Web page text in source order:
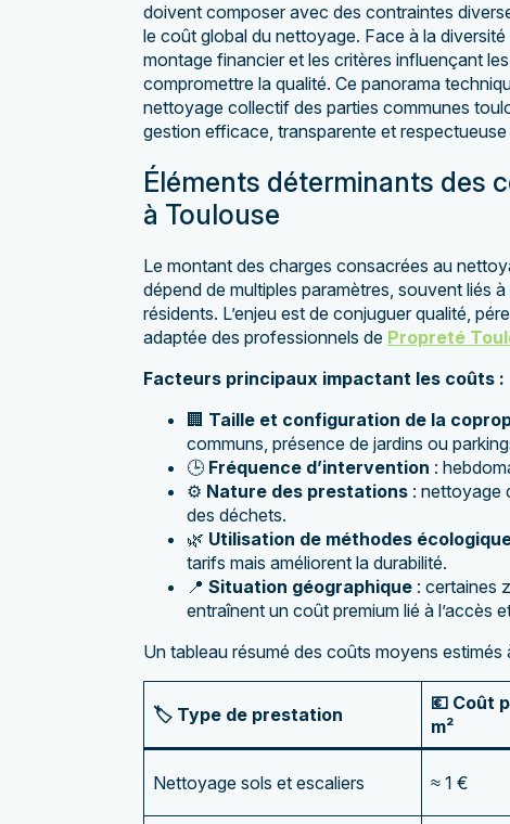
doivent composer avec des contraintes
le coût global du nettoyage. Face à la
montage financier et les critères influençant
compromettre la qualité. Ce panorama
nettoyage collectif des parties communes
gestion efficace, transparente et respectueuse
Éléments déterminants des
à Toulouse
Le montant des charges consacrées au
dépend de multiples paramètres, souvent liés
résidents. L’enjeu est de conjuguer qualité,
adaptée des professionnels de Propreté
Facteurs principaux impactant les coûts :
🏢 Taille et configuration de la
communs, présence de jardins ou
🕒 Fréquence d’intervention :
⚙️ Nature des prestations : nettoyage
des déchets.
🌿 Utilisation de méthodes
tarifs mais améliorent la durabilité.
📍 Situation géographique : certaines
entraînent un coût premium lié à l’accès
Un tableau résumé des coûts moyens
🏷️ Type de prestation
💶 Coût
m²
Nettoyage sols et escaliers ≈ 1 €